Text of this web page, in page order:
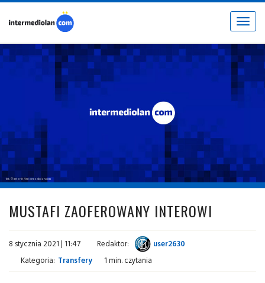
Toggle
fot. © inter.it / intermediolan.com
MUSTAFI ZAOFEROWANY INTEROWI
8 stycznia 2021 | 11:47 Redaktor:
user2630
Kategoria: Transfery 1 min. czytania